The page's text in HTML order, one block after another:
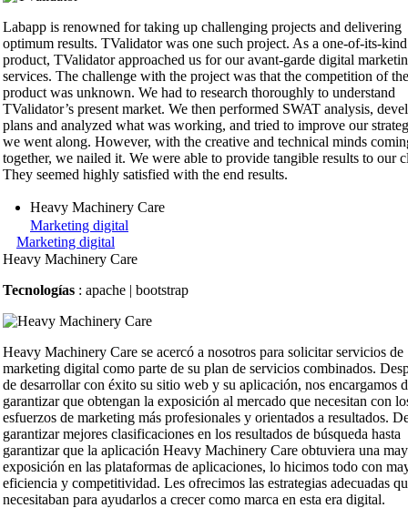
Labapp is renowned for taking up challenging projects and delivering
optimum results. TValidator was one such project. As a one-of-its-kind
product, TValidator approached us for our avant-garde digital
services. The challenge with the project was that the competition of
product was unknown. We had to research thoroughly to understand
TValidator’s present market. We then performed SWAT analysis,
plans and analyzed what was working, and tried to improve our
we went along. However, with the creative and technical minds
together, we nailed it. We were able to provide tangible results to our
They seemed highly satisfied with the end results.
Heavy Machinery Care
Marketing digital
Marketing digital
Heavy Machinery Care
Tecnologías : apache | bootstrap
Heavy Machinery Care se acercó a nosotros para solicitar servicios de
marketing digital como parte de su plan de servicios combinados.
de desarrollar con éxito su sitio web y su aplicación, nos encargamos
garantizar que obtengan la exposición al mercado que necesitan con
esfuerzos de marketing más profesionales y orientados a resultados.
garantizar mejores clasificaciones en los resultados de búsqueda hasta
garantizar que la aplicación Heavy Machinery Care obtuviera una
exposición en las plataformas de aplicaciones, lo hicimos todo con
eficiencia y competitividad. Les ofrecimos las estrategias adecuadas
necesitaban para ayudarlos a crecer como marca en esta era digital.